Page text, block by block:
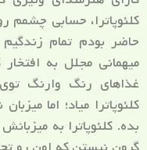
کلئوپاترا، حسابی
حاضر بودم تمام
میهمانی مجلل به
غذاهای رنگ وارنگ
کلئوپاترا میاد؛ اما
بده. کلئوپاترا به